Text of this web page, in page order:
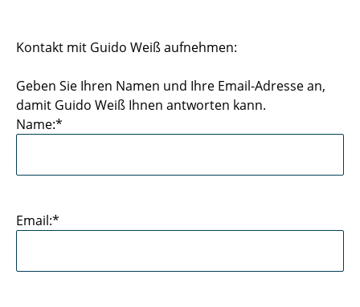
Verletzt im HSP - und nun?
Versicherungen im Sport & Studium
Kontakt mit Guido Weiß aufnehmen:
Geben Sie Ihren Namen und Ihre Email-Adresse an,
damit Guido Weiß Ihnen antworten kann.
Name:*
Email:*